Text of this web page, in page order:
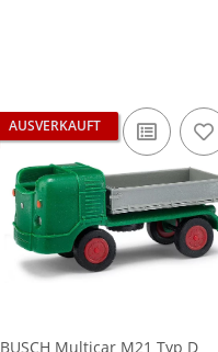
AUSVERKAUFT
BUSCH Multicar M21 Typ D